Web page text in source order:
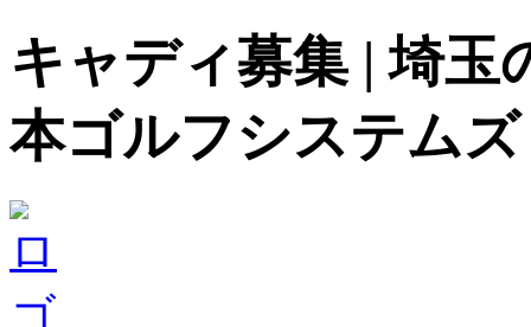
キャディ募集 | 埼玉
本ゴルフシステムズ